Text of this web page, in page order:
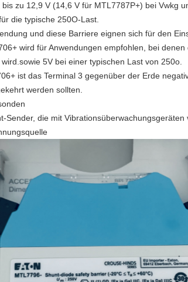
bis zu 12,9 V (14,6 V für MTL7787P+) bei Vwkg
die typische 250O-Last.
und diese Barriere eignen sich für den
wird für Anwendungen empfohlen, bei
5V bei einer typischen Last von 250o.
ist das Terminal 3 gegenüber der Erde
werden sollten.
Sender, die mit